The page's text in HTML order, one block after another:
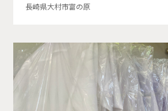
長崎県大村市富の原